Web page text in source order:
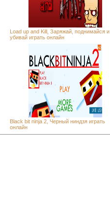
Load up and Kill, Заряжай, поднимайся и
убивай играть онлайн
Black bit ninja 2, Черный ниндзя играть
онлайн